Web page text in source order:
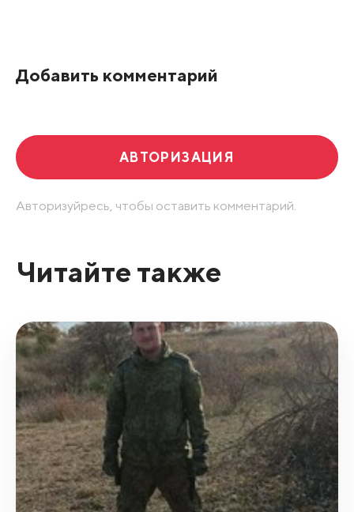
Добавить комментарий
АВТОРИЗАЦИЯ
Авторизуйресь, чтобы оставить комментарий.
Читайте также